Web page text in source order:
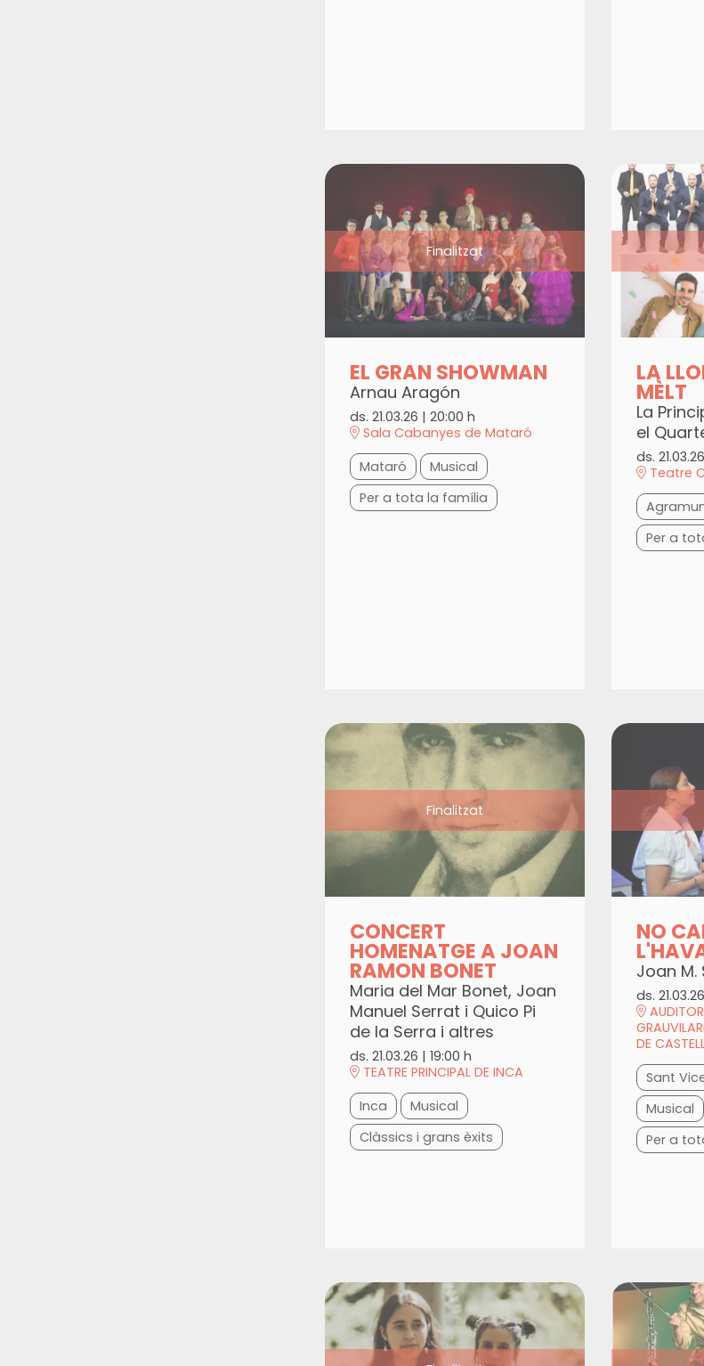
Finalitzat
EL GRAN SHOWMAN
Arnau Aragón
ds. 21.03.26 |20:00 h
Sala Cabanyes de Mataró
Mataró
Musical
Per a tota la família
LA
MÈLT
La
el
ds. 21.03.26
Teatre
Per a
Finalitzat
CONCERT
HOMENATGE A JOAN
RAMON BONET
Maria del Mar Bonet, Joan
Manuel Serrat i Quico Pi
de la Serra i altres
ds. 21.03.26 |19:00 h
TEATRE PRINCIPAL DE INCA
Inca
Musical
Clàssics i grans èxits
NO
Joan M.
ds. 21.03.26
DE
Sant
Musical
Per a